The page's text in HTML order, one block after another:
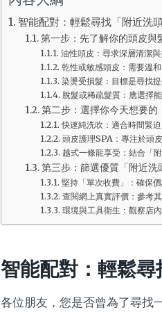
智能配對：輕鬆尋找「附近洗
第一步：先了解你的頭皮與
油性頭皮：尋求深層清潔
乾性或敏感頭皮：需要溫
染燙受損髮：目標是尋找
脫髮或稀疏髮質：應選擇
第二步：選擇你今天想要的
快速純洗吹：適合時間緊
頭皮護理SPA：專注於頭
越式一條龍享受：結合「
第三步：篩選優質「附近洗
堅持「單次收費」：確保
查閱網上真實評價：參考
環境與工具衛生：觀察店
智能配對：輕鬆
各位朋友，您是否曾為了尋找